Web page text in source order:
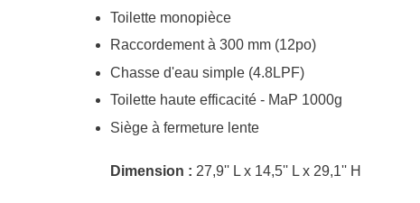
Toilette monopièce
Raccordement à 300 mm (12po)
Chasse d'eau simple (4.8LPF)
Toilette haute efficacité - MaP 1000g
Siège à fermeture lente
Dimension : 27,9'' L x 14,5'' L x 29,1'' H